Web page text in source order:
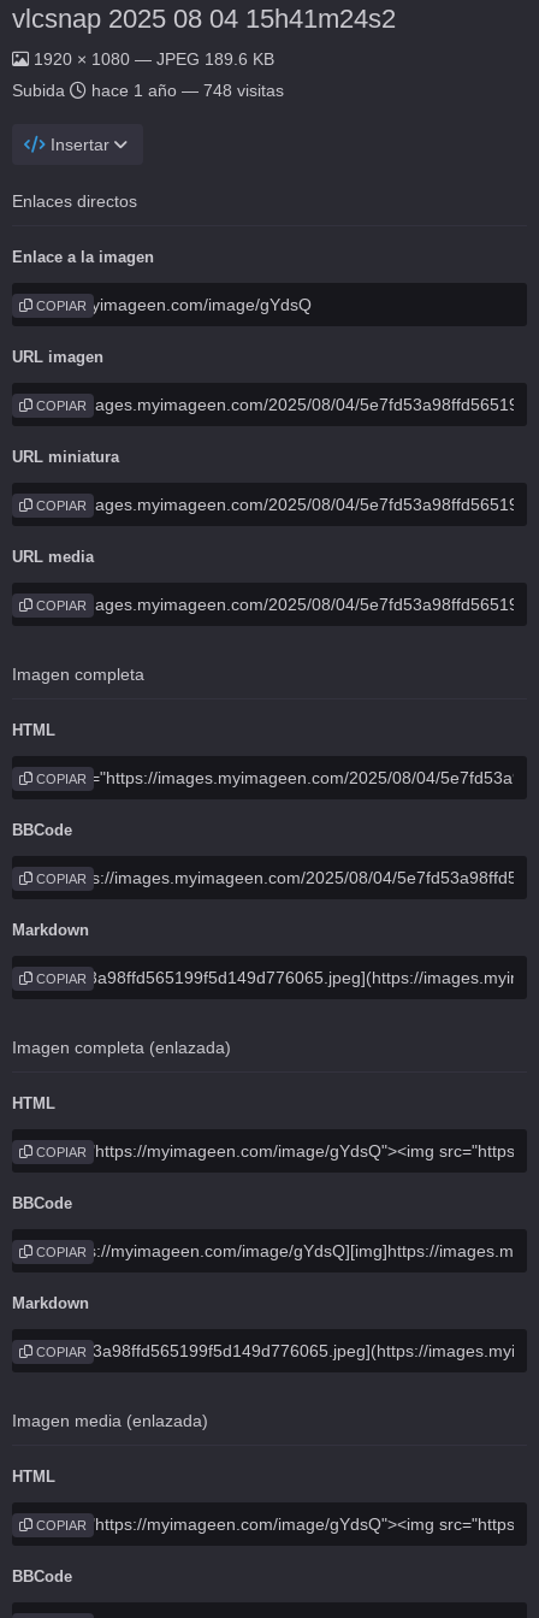
vlcsnap 2025 08 04 15h41m24s2
1920 × 1080 — JPEG 189.6 KB
Subida
hace 1 año — 748 visitas
Insertar
Enlaces directos
Enlace a la imagen
COPIAR
URL imagen
COPIAR
URL miniatura
COPIAR
URL media
COPIAR
Imagen completa
HTML
COPIAR
BBCode
COPIAR
Markdown
COPIAR
Imagen completa (enlazada)
HTML
COPIAR
BBCode
COPIAR
Markdown
COPIAR
Imagen media (enlazada)
HTML
COPIAR
BBCode